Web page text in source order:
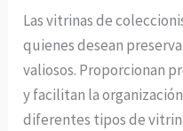
Las vitrinas de
quienes desean
valiosos. Proporcionan
y facilitan la
diferentes tipos de